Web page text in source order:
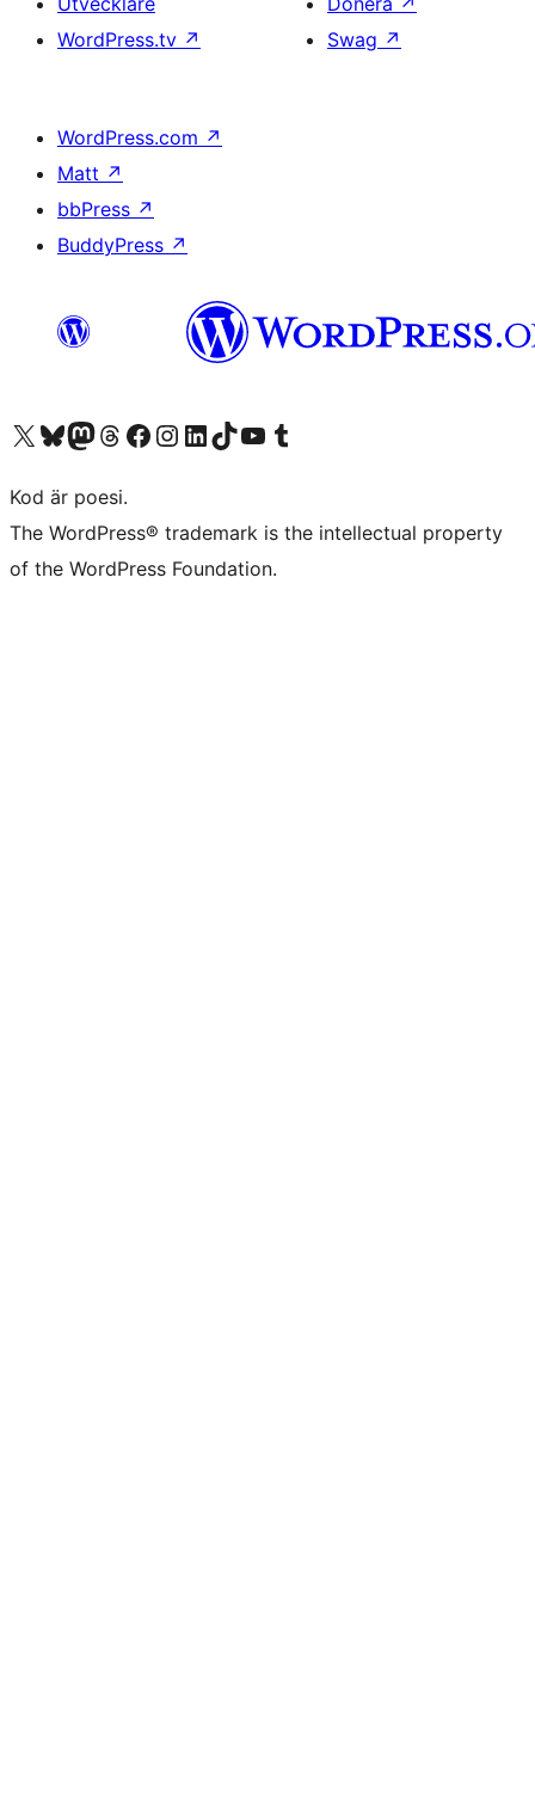
WordPress.tv ↗
Swag ↗
WordPress.com ↗
Matt ↗
bbPress ↗
BuddyPress ↗
Besök vår X-konto (f.d. Twitter)
Besök vårt Bluesky-konto
Besök vårt Mastodon-konto
Besök vårt Thread-konto
Besök vår Facebook-sidaBesök vårt Instagram-konto
Besök vårt LinkedIn-konto
Besök vårt TikTok-konto
Besök vår YouTube-kanalBesök vårt Tumblr-konto
Kod är poesi.
The WordPress® trademark is the intellectual property
of the WordPress Foundation.